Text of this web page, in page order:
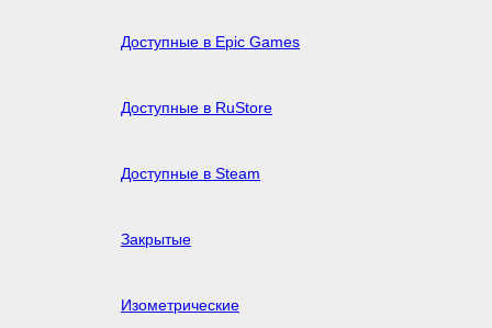
Доступные в Epic Games
Доступные в RuStore
Доступные в Steam
Закрытые
Изометрические